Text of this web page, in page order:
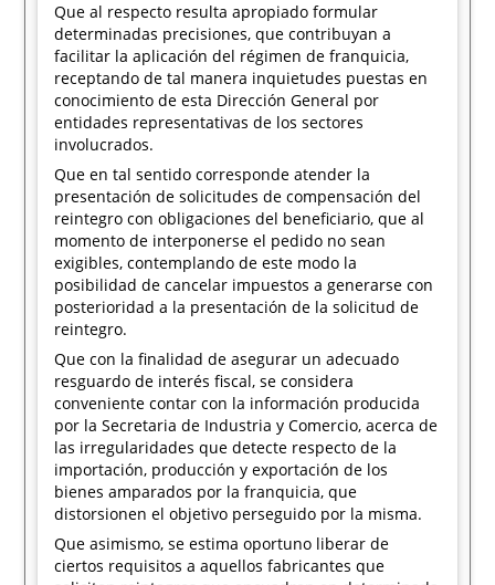
Que al respecto resulta apropiado formular
determinadas precisiones, que contribuyan a
facilitar la aplicación del régimen de franquicia,
receptando de tal manera inquietudes puestas en
conocimiento de esta Dirección General por
entidades representativas de los sectores
involucrados.
Que en tal sentido corresponde atender la
presentación de solicitudes de compensación del
reintegro con obligaciones del beneficiario, que al
momento de interponerse el pedido no sean
exigibles, contemplando de este modo la
posibilidad de cancelar impuestos a generarse con
posterioridad a la presentación de la solicitud de
reintegro.
Que con la finalidad de asegurar un adecuado
resguardo de interés fiscal, se considera
conveniente contar con la información producida
por la Secretaria de Industria y Comercio, acerca de
las irregularidades que detecte respecto de la
importación, producción y exportación de los
bienes amparados por la franquicia, que
distorsionen el objetivo perseguido por la misma.
Que asimismo, se estima oportuno liberar de
ciertos requisitos a aquellos fabricantes que